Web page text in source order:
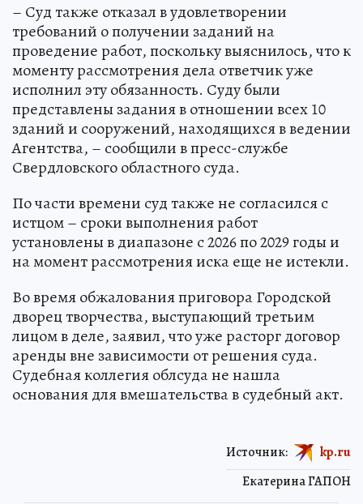
– Суд также отказал в удовлетворении
требований о получении заданий на
проведение работ, поскольку выяснилось, что к
моменту рассмотрения дела ответчик уже
исполнил эту обязанность. Суду были
представлены задания в отношении всех 10
зданий и сооружений, находящихся в ведении
Агентства, – сообщили в пресс-службе
Свердловского областного суда.
По части времени суд также не согласился с
истцом – сроки выполнения работ
установлены в диапазоне с 2026 по 2029 годы и
на момент рассмотрения иска еще не истекли.
Во время обжалования приговора Городской
дворец творчества, выступающий третьим
лицом в деле, заявил, что уже расторг договор
аренды вне зависимости от решения суда.
Судебная коллегия облсуда не нашла
основания для вмешательства в судебный акт.
Екатерина ГАПОН
Источник: kp.ru